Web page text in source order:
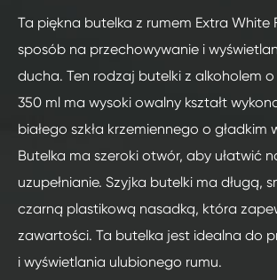
Ta piękna butelka z rumem Extra White
sposób na przechowywanie i
ducha. Ten rodzaj butelki z alkoholem
350 ml ma wysoki owalny kształt
białego szkła krzemiennego o gładkim
Butelka ma szeroki otwór, aby ułatwić
uzupełnianie. Szyjka butelki ma długą,
czarną plastikową nasadką, która
zawartości. Ta butelka jest idealna do
i wyświetlania ulubionego rumu.